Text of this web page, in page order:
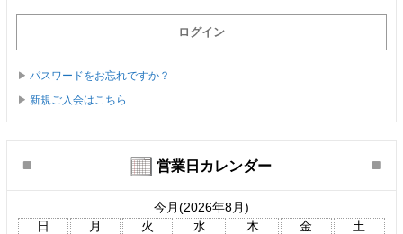
パスワードをお忘れですか？
新規ご入会はこちら
営業日カレンダー
今月(2026年8月)
日
月 火 水 木 金
土